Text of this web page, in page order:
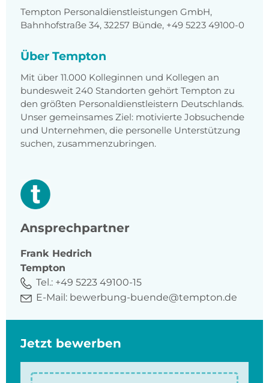
Tempton Personaldienstleistungen GmbH,
Bahnhofstraße 34, 32257 Bünde, +49 5223 49100-0
Über Tempton
Mit über 11.000 Kolleginnen und Kollegen an
bundesweit 240 Standorten gehört Tempton zu
den größten Personaldienstleistern Deutschlands.
Unser gemeinsames Ziel: motivierte Jobsuchende
und Unternehmen, die personelle Unterstützung
suchen, zusammenzubringen.
Ansprechpartner
Frank Hedrich
Tempton
Tel.: +49 5223 49100-15
E-Mail: bewerbung-buende@tempton.de
Jetzt bewerben